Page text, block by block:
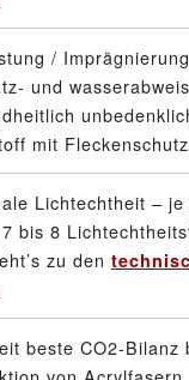
/
und
mit
Lichtechtheit – je
bis 8
zu den
beste CO2-Bilanz